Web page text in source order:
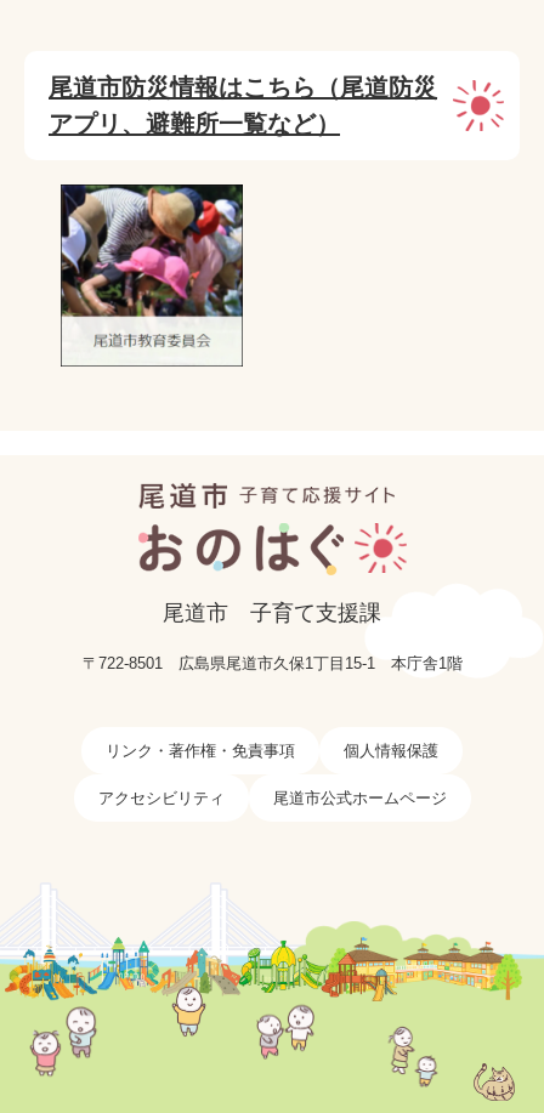
尾道市防災情報はこちら（尾道防災
アプリ、避難所一覧など）
尾道市 子育て支援課
〒722-8501 広島県尾道市久保1丁目15-1 本庁舎1階
リンク・著作権・免責事項 個人情報保護
アクセシビリティ 尾道市公式ホームページ